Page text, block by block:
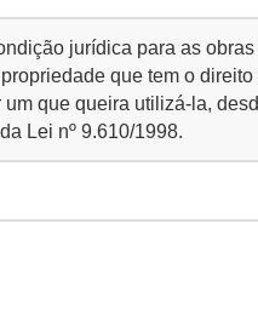
jurídica para as
que tem o
que queira utilizá-la,
Lei nº 9.610/1998.